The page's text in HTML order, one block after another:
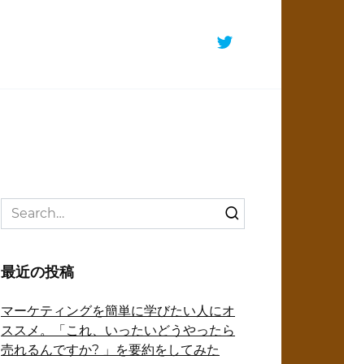
Search
for:
最近の投稿
マーケティングを簡単に学びたい人にオ
ススメ。「これ、いったいどうやったら
売れるんですか? 」を要約をしてみた